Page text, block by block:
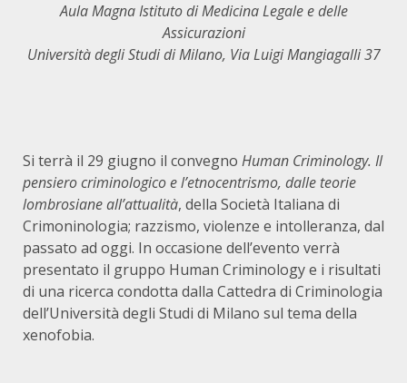
Aula Magna Istituto di Medicina Legale e delle
Assicurazioni
Università degli Studi di Milano, Via Luigi Mangiagalli 37
Si terrà il 29 giugno il convegno Human Criminology. Il
pensiero criminologico e l’etnocentrismo, dalle teorie
lombrosiane all’attualità, della Società Italiana di
Crimoninologia; razzismo, violenze e intolleranza, dal
passato ad oggi. In occasione dell’evento verrà
presentato il gruppo Human Criminology e i risultati
di una ricerca condotta dalla Cattedra di Criminologia
dell’Università degli Studi di Milano sul tema della
xenofobia.